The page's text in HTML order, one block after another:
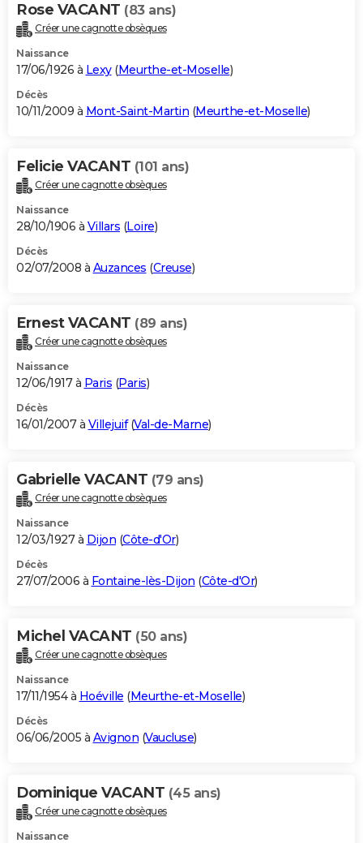
Rose VACANT (83 ans)
Créer une cagnotte obsèques
Naissance
17/06/1926 à Lexy(Meurthe-et-Moselle)
Décès
10/11/2009 à Mont-Saint-Martin (Meurthe-et-Moselle)
Felicie VACANT (101 ans)
Créer une cagnotte obsèques
Naissance
28/10/1906 à Villars (Loire)
Décès
02/07/2008 à Auzances (Creuse)
Ernest VACANT (89 ans)
Créer une cagnotte obsèques
Naissance
12/06/1917 à Paris (Paris)
Décès
16/01/2007 à Villejuif(Val-de-Marne)
Gabrielle VACANT (79 ans)
Créer une cagnotte obsèques
Naissance
12/03/1927 à Dijon (Côte-d'Or)
Décès
27/07/2006 à Fontaine-lès-Dijon (Côte-d'Or)
Michel VACANT (50 ans)
Créer une cagnotte obsèques
Naissance
17/11/1954 à Hoéville (Meurthe-et-Moselle)
Décès
06/06/2005 à Avignon (Vaucluse)
Dominique VACANT (45 ans)
Créer une cagnotte obsèques
Naissance